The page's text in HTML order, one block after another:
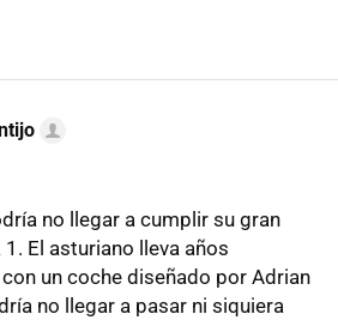
no llegar a cumplir su gran
El asturiano lleva años
un coche diseñado por Adrian
no llegar a pasar ni siquiera